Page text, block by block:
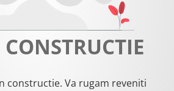
constructie. Va rugam reveniti